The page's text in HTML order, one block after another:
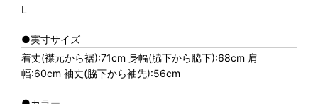
L
●実寸サイズ
着丈(襟元から裾):71cm 身幅(脇下から脇下):68cm 肩
幅:60cm 袖丈(脇下から袖先):56cm